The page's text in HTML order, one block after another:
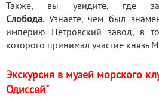
Также, вы увидите, где
Слобода. Узнаете, чем был
империю Петровский завод, в
которого принимал участие князь
Экскурсия в музей морского
Одиссей"